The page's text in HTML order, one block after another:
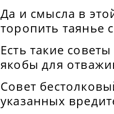
Да и смысла в
торопить таянье
Есть такие советы
якобы для
Совет
указанных